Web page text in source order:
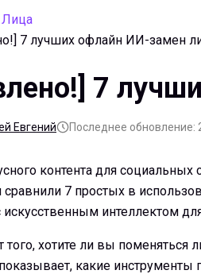
Лица
7 лучших офлайн ИИ-замен
7
Евгений Последнее обновление:
контента для
сравнили 7 простых в
искусственным интеллектом
того, хотите ли вы поменяться
какие